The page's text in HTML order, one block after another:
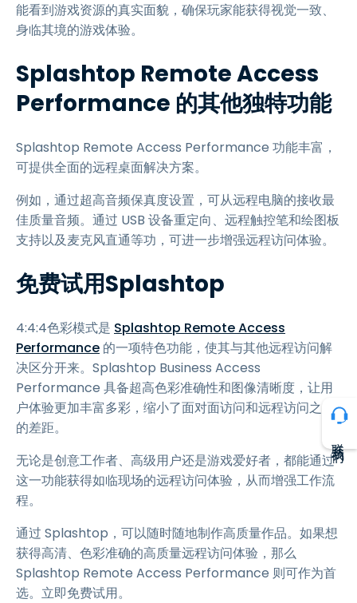
能看到游戏资源的真实面貌，确保玩家能获得视觉一致、
身临其境的游戏体验。
Splashtop Remote Access
Performance 的其他独特功能
Splashtop Remote Access Performance 功能丰富，
可提供全面的远程桌面解决方案。
例如，通过超高音频保真度设置，可从远程电脑的接收最
佳质量音频。通过 USB 设备重定向、远程触控笔和绘图板
支持以及麦克风直通等功，可进一步增强远程访问体验。
免费试用Splashtop
4:4:4色彩模式是 Splashtop Remote Access
Performance 的一项特色功能，使其与其他远程访问解
决区分开来。Splashtop Business Access
Performance 具备超高色彩准确性和图像清晰度，让用
户体验更加丰富多彩，缩小了面对面访问和远程访问之间
的差距。
无论是创意工作者、高级用户还是游戏爱好者，都能通过
这一功能获得如临现场的远程访问体验，从而增强工作流
程。
通过 Splashtop，可以随时随地制作高质量作品。如果想
获得高清、色彩准确的高质量远程访问体验，那么
Splashtop Remote Access Performance 则可作为首
选。立即免费试用。